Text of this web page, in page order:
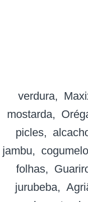
verdura
mostarda
picles
jambu
cogumelo
folhas
jurubeba